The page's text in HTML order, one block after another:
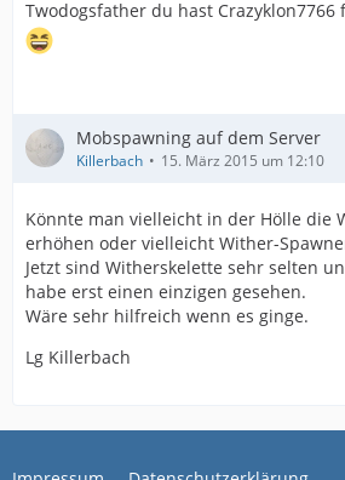
Twodogsfather du hast Crazyklon7766
Mobspawning auf dem Server
Killerbach 15. März 2015 um 12:10
Könnte man vielleicht in der Hölle die
erhöhen oder vielleicht Wither-
Jetzt sind Witherskelette sehr selten
habe erst einen einzigen gesehen.
Wäre sehr hilfreich wenn es ginge.
Lg Killerbach